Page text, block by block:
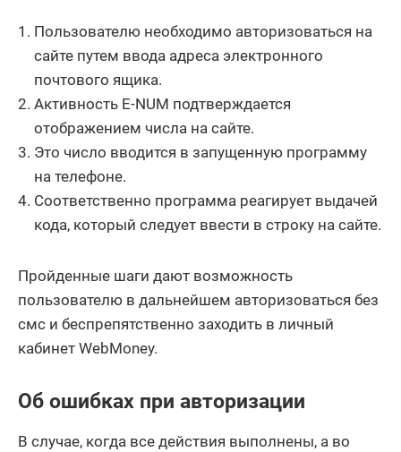
Пользователю необходимо авторизоваться на
сайте путем ввода адреса электронного
почтового ящика.
Активность E-NUM подтверждается
отображением числа на сайте.
Это число вводится в запущенную программу
на телефоне.
Соответственно программа реагирует выдачей
кода, который следует ввести в строку на сайте.
Пройденные шаги дают возможность
пользователю в дальнейшем авторизоваться без
смс и беспрепятственно заходить в личный
кабинет WebMoney.
Об ошибках при авторизации
В случае, когда все действия выполнены, а во